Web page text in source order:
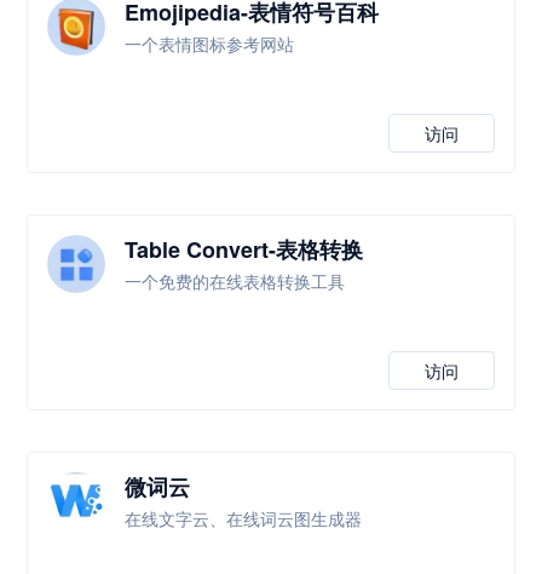
Emojipedia-表情符号百科
一个表情图标参考网站
访问
Table Convert-表格转换
一个免费的在线表格转换工具
访问
微词云
在线文字云、在线词云图生成器